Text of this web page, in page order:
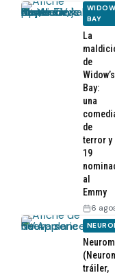
BAY
La
de
Widow’s
Bay:
una
de
terror y
19
al
Emmy
6
tráiler,